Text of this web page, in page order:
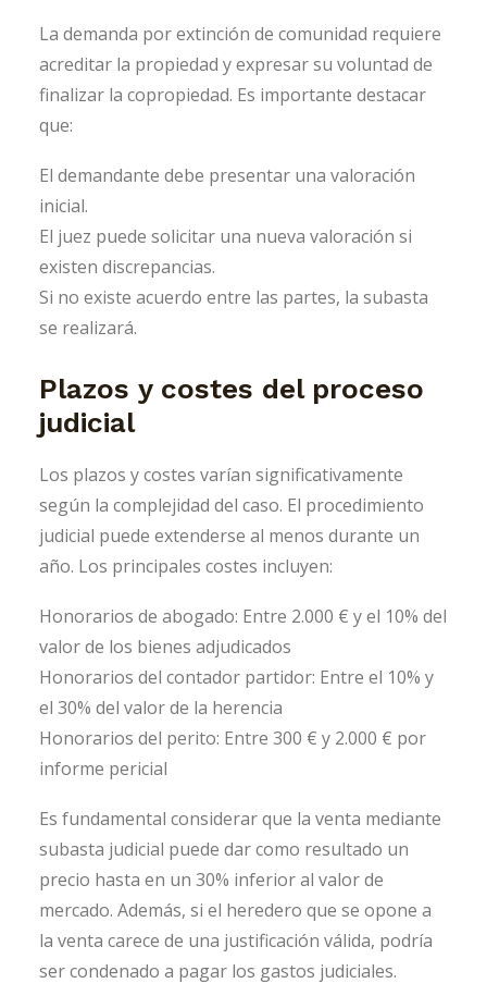
La demanda por extinción de comunidad requiere
acreditar la propiedad y expresar su voluntad de
finalizar la copropiedad. Es importante destacar
que:
El demandante debe presentar una valoración
inicial.
El juez puede solicitar una nueva valoración si
existen discrepancias.
Si no existe acuerdo entre las partes, la subasta
se realizará.
Plazos y costes del proceso
judicial
Los plazos y costes varían significativamente
según la complejidad del caso. El procedimiento
judicial puede extenderse al menos durante un
año. Los principales costes incluyen:
Honorarios de abogado: Entre 2.000 € y el 10% del
valor de los bienes adjudicados
Honorarios del contador partidor: Entre el 10% y
el 30% del valor de la herencia
Honorarios del perito: Entre 300 € y 2.000 € por
informe pericial
Es fundamental considerar que la venta mediante
subasta judicial puede dar como resultado un
precio hasta en un 30% inferior al valor de
mercado. Además, si el heredero que se opone a
la venta carece de una justificación válida, podría
ser condenado a pagar los gastos judiciales.